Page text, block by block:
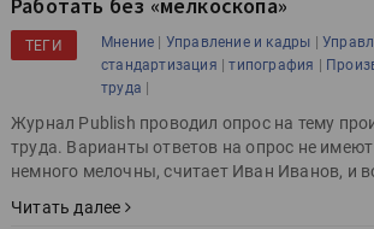
Работать без «мелкоскопа»
ТЕГИ Мнение | Управление и кадры |
стандартизация |типография |
труда |
Журнал Publish проводил опрос на тему
труда. Варианты ответов на опрос не
немного мелочны, считает Иван Иванов, и
Читать далее